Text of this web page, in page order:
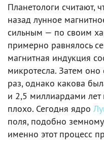
Планетологи считают,
назад лунное
сильным — по своим
примерно равнялось
магнитная индукция
микротесла. Затем
раз, однако какова
и 2,5 миллиардами лет
плохо. Сегодня ядро
поля, подобно
именно этот процесс